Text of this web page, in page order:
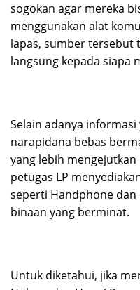
sogokan agar mereka
menggunakan alat
lapas, sumber tersebut
langsung kepada siapa
Selain adanya
narapidana bebas
yang lebih
petugas LP
seperti Handphone
binaan yang berminat.
Untuk diketahui, jika